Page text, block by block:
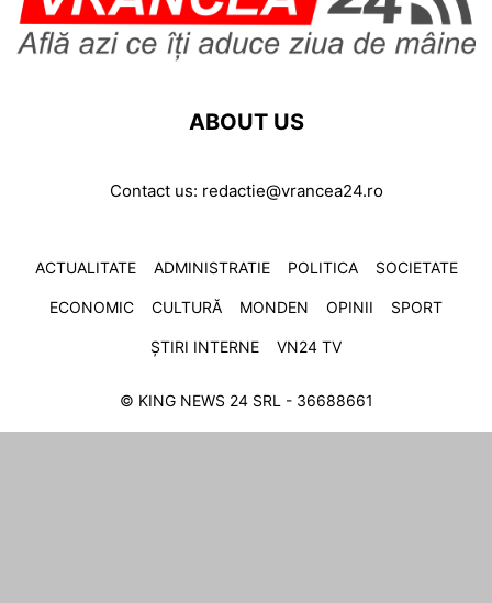
ABOUT US
Contact us: redactie@vrancea24.ro
ACTUALITATE ADMINISTRATIE POLITICA SOCIETATE
ECONOMIC CULTURĂ MONDEN OPINII SPORT
ȘTIRI INTERNE VN24 TV
© KING NEWS 24 SRL - 36688661